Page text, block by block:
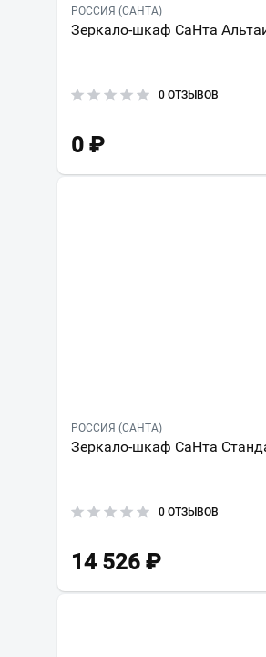
РОССИЯ (САНТА)
Зеркало-шкаф СаНта
0 ОТЗЫВОВ
0 ₽
РОССИЯ (САНТА)
Зеркало-шкаф СаНта
0 ОТЗЫВОВ
14 526 ₽